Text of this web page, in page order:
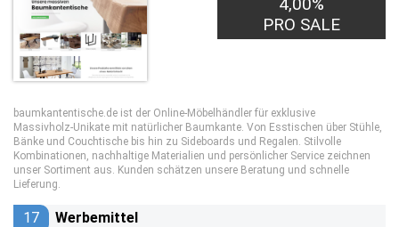
PRO SALE
baumkantentische.de ist der Online‑Möbelhändler für exklusive
Massivholz‑Unikate mit natürlicher Baumkante. Von Esstischen über Stühle,
Bänke und Couchtische bis hin zu Sideboards und Regalen. Stilvolle
Kombinationen, nachhaltige Materialien und persönlicher Service zeichnen
unser Sortiment aus. Kunden schätzen unsere Beratung und schnelle
Lieferung.
17 Werbemittel